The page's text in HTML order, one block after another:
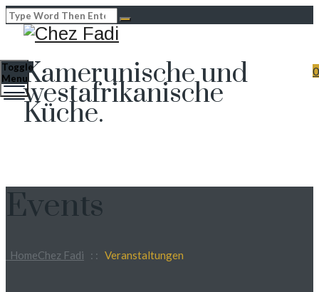
Kamerunische und
westafrikanische
Küche.
0
Toggle
Menu
Events
HomeChez Fadi : : Veranstaltungen